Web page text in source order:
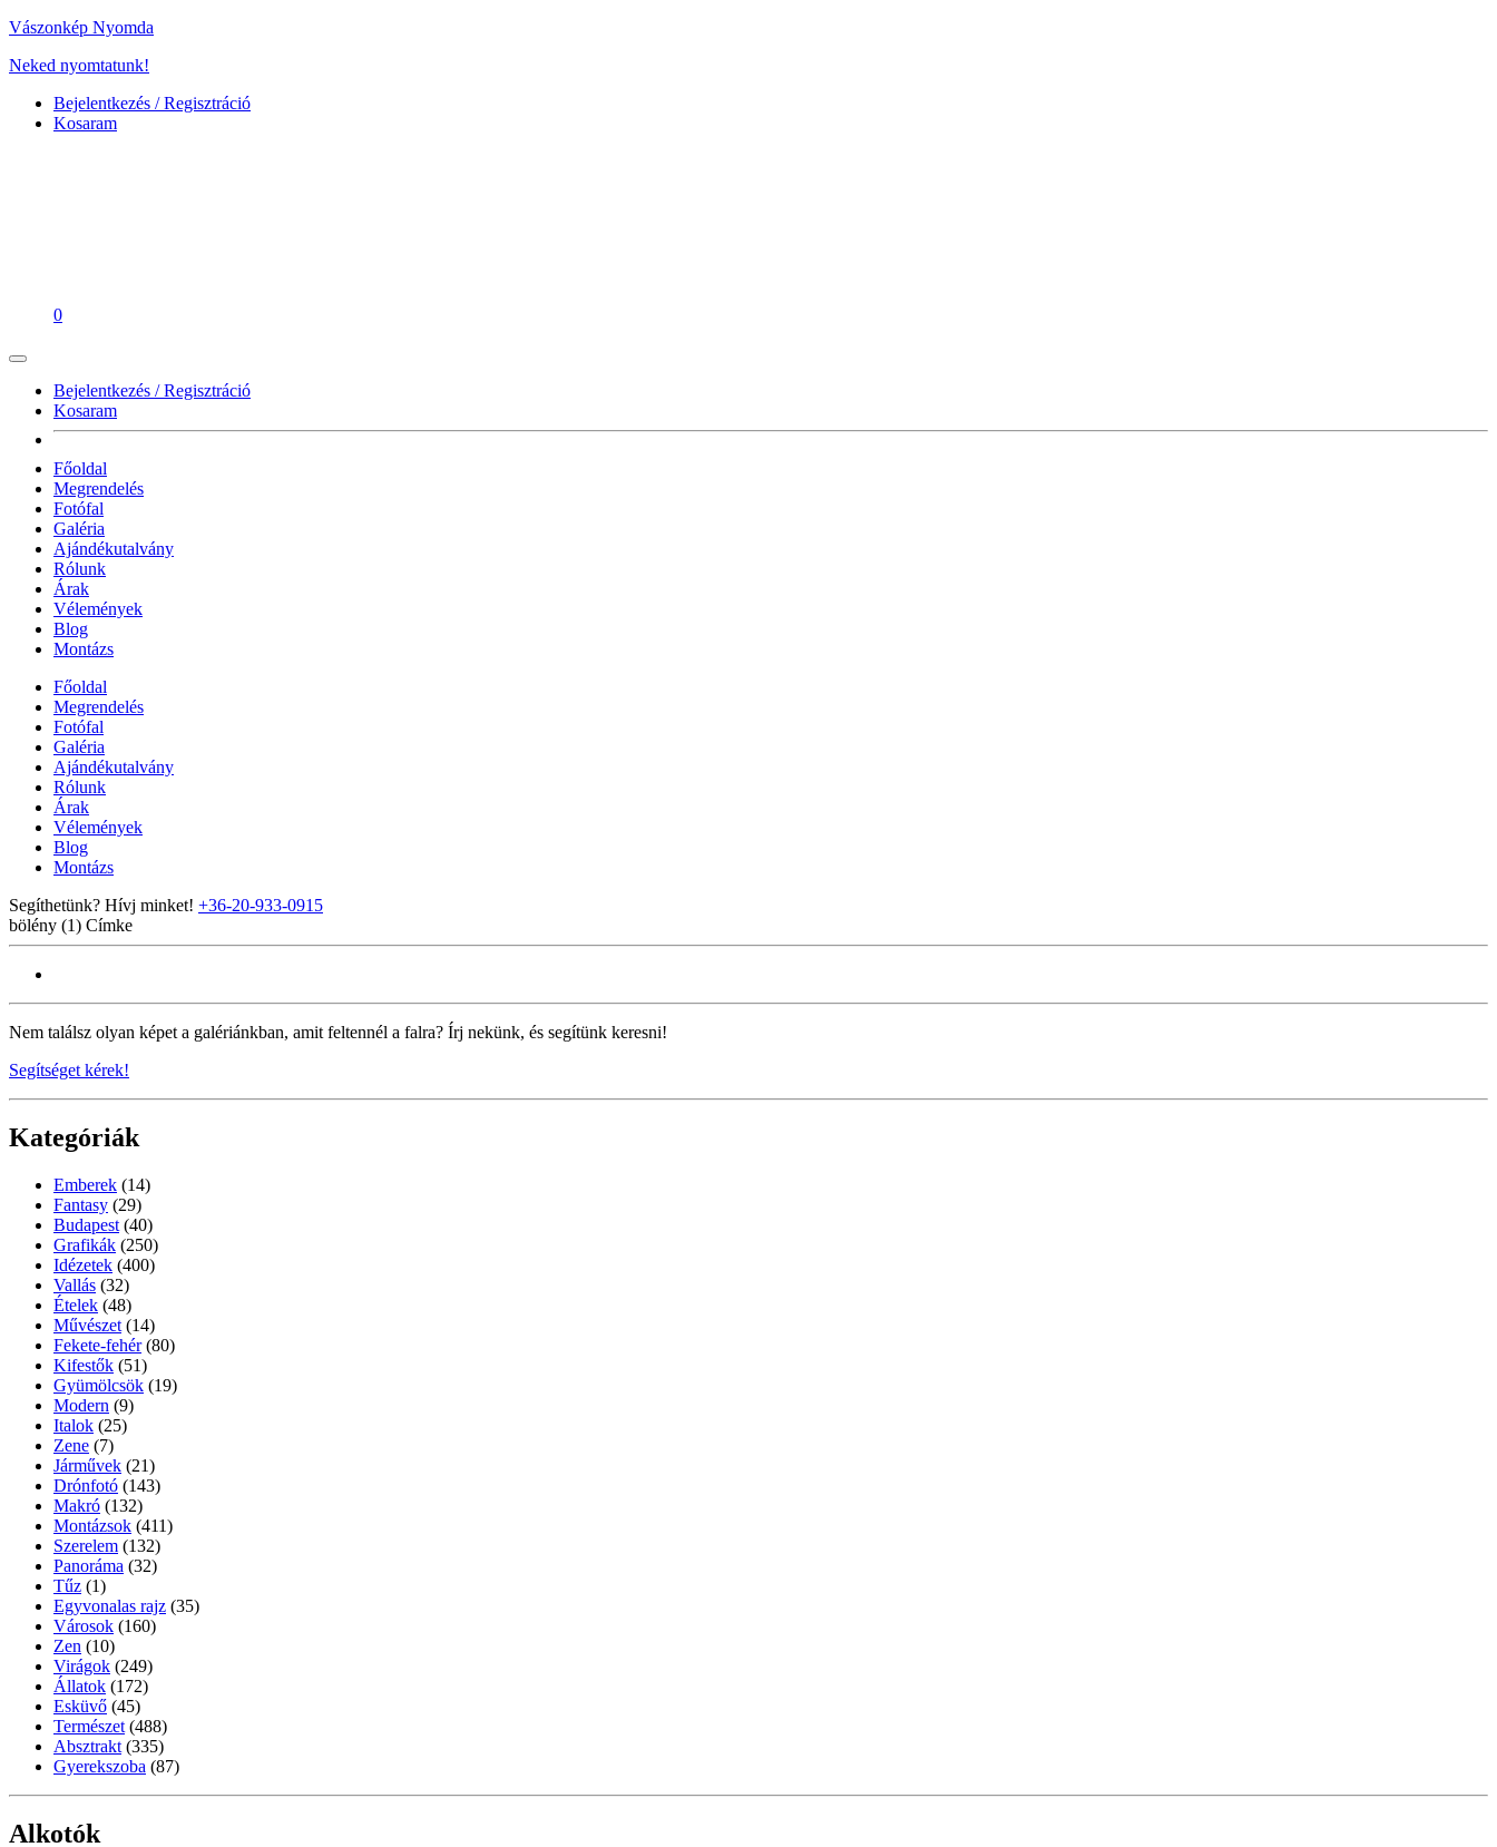
Vászonkép Nyomda
Neked nyomtatunk!
Bejelentkezés / Regisztráció
Kosaram
0
Bejelentkezés / Regisztráció
Kosaram
Főoldal
Megrendelés
Fotófal
Galéria
Ajándékutalvány
Rólunk
Árak
Vélemények
Blog
Montázs
Főoldal
Megrendelés
Fotófal
Galéria
Ajándékutalvány
Rólunk
Árak
Vélemények
Blog
Montázs
Segíthetünk? Hívj minket! +36-20-933-0915
bölény (1) Címke
Nem találsz olyan képet a galériánkban, amit feltennél a falra? Írj nekünk, és segítünk keresni!
Segítséget kérek!
Kategóriák
Emberek (14)
Fantasy (29)
Budapest (40)
Grafikák (250)
Idézetek (400)
Vallás (32)
Ételek (48)
Művészet (14)
Fekete-fehér (80)
Kifestők (51)
Gyümölcsök (19)
Modern (9)
Italok (25)
Zene (7)
Járművek (21)
Drónfotó (143)
Makró (132)
Montázsok (411)
Szerelem (132)
Panoráma (32)
Tűz (1)
Egyvonalas rajz (35)
Városok (160)
Zen (10)
Virágok (249)
Állatok (172)
Esküvő (45)
Természet (488)
Absztrakt (335)
Gyerekszoba (87)
Alkotók